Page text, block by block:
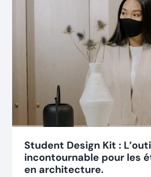
Student Design Kit :
incontournable pour les
en architecture.